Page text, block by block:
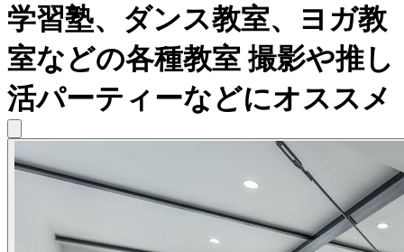
学習塾、ダンス教室、ヨガ教
室などの各種教室 撮影や推し
活パーティーなどにオススメ